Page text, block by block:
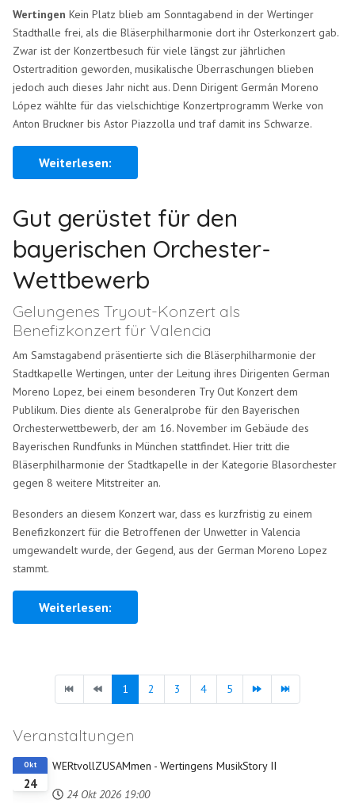
Wertingen Kein Platz blieb am Sonntagabend in der Wertinger
Stadthalle frei, als die Bläserphilharmonie dort ihr Osterkonzert gab.
Zwar ist der Konzertbesuch für viele längst zur jährlichen
Ostertradition geworden, musikalische Überraschungen blieben
jedoch auch dieses Jahr nicht aus. Denn Dirigent Germán Moreno
López wählte für das vielschichtige Konzertprogramm Werke von
Anton Bruckner bis Astor Piazzolla und traf damit ins Schwarze.
Weiterlesen:
Gut gerüstet für den
bayerischen Orchester-
Wettbewerb
Gelungenes Tryout-Konzert als
Benefizkonzert für Valencia
Am Samstagabend präsentierte sich die Bläserphilharmonie der
Stadtkapelle Wertingen, unter der Leitung ihres Dirigenten German
Moreno Lopez, bei einem besonderen Try Out Konzert dem
Publikum. Dies diente als Generalprobe für den Bayerischen
Orchesterwettbewerb, der am 16. November im Gebäude des
Bayerischen Rundfunks in München stattfindet. Hier tritt die
Bläserphilharmonie der Stadtkapelle in der Kategorie Blasorchester
gegen 8 weitere Mitstreiter an.
Besonders an diesem Konzert war, dass es kurzfristig zu einem
Benefizkonzert für die Betroffenen der Unwetter in Valencia
umgewandelt wurde, der Gegend, aus der German Moreno Lopez
stammt.
Weiterlesen:
1 2 3 4 5
Veranstaltungen
24
Okt WERtvollZUSAMmen - Wertingens MusikStory II
24 Okt 2026 19:00